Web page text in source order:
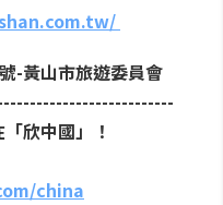
-黃山市旅遊委員會
欣中國」！
china